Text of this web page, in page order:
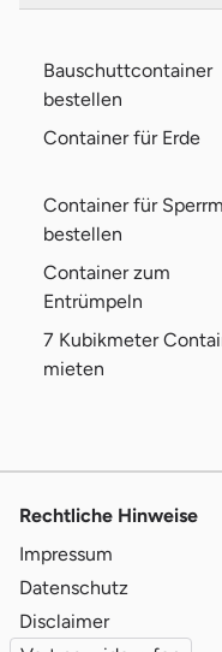
Bauschuttcontainer
bestellen
Container für Erde
Container für
bestellen
Container zum
Entrümpeln
7 Kubikmeter
mieten
Rechtliche Hinweise
Impressum
Datenschutz
Disclaimer